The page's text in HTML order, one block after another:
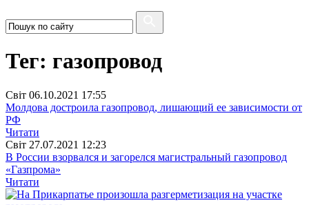
Тег: газопровод
Свiт 06.10.2021 17:55
Молдова достроила газопровод, лишающий ее зависимости от
РФ
Читати
Свiт 27.07.2021 12:23
В России взорвался и загорелся магистральный газопровод
«Газпрома»
Читати